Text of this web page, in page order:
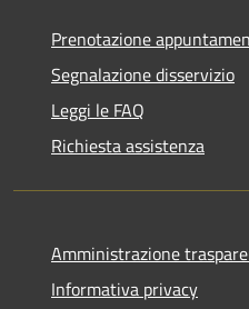
Prenotazione
Segnalazione disservizio
Leggi le FAQ
Richiesta assistenza
Amministrazione
Informativa privacy